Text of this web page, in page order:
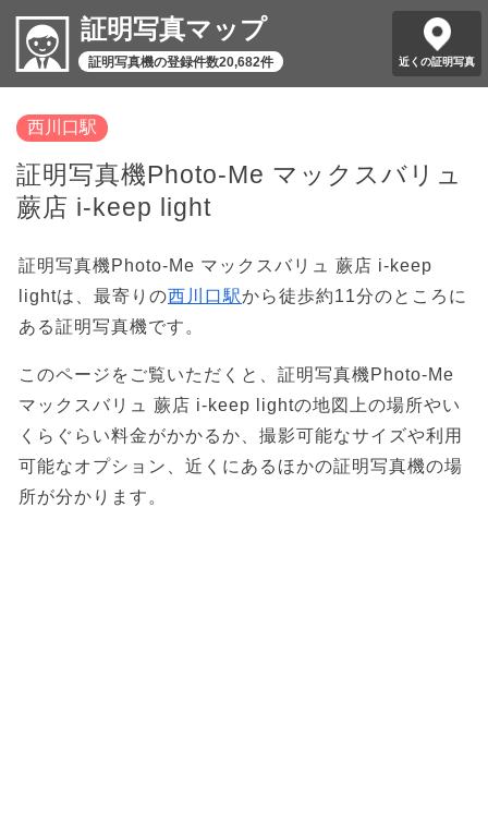
証明写真マップ
証明写真機の登録件数20,682件 近くの証明写真
西川口駅
証明写真機Photo-Me マックスバリュ
蕨店 i-keep light
証明写真機Photo-Me マックスバリュ 蕨店 i-keep
lightは、最寄りの西川口駅から徒歩約11分のところに
ある証明写真機です。
このページをご覧いただくと、証明写真機Photo-Me
マックスバリュ 蕨店 i-keep lightの地図上の場所やい
くらぐらい料金がかかるか、撮影可能なサイズや利用
可能なオプション、近くにあるほかの証明写真機の場
所が分かります。